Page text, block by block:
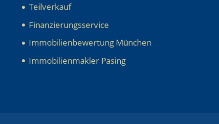
Teilverkauf
Finanzierungsservice
Immobilienbewertung München
Immobilienmakler Pasing